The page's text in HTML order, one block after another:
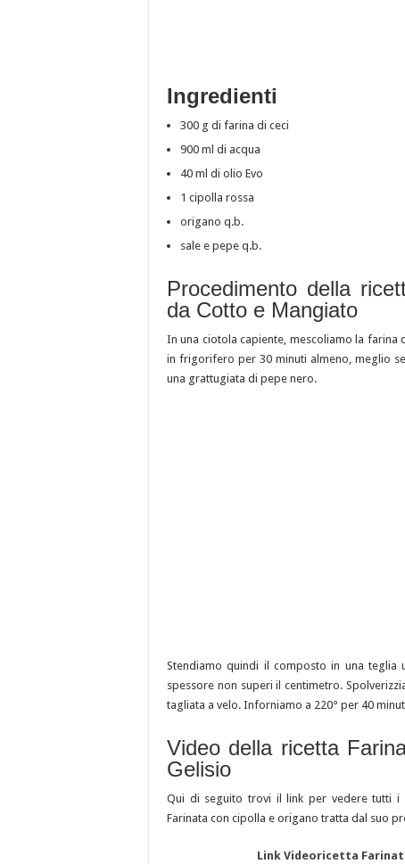
Ingredienti
300 g di farina di ceci
900 ml di acqua
40 ml di olio Evo
1 cipolla rossa
origano q.b.
sale e pepe q.b.
Procedimento della
da Cotto e Mangiato
In una ciotola capiente, mescoliamo la farina
in frigorifero per 30 minuti almeno, meglio
una grattugiata di pepe nero.
Stendiamo quindi il composto in una
spessore non superi il centimetro.
tagliata a velo. Inforniamo a 220° per 40
Video della ricetta
Gelisio
Qui di seguito trovi il link per vedere tutti i
Farinata con cipolla e origano tratta dal suo
Link Videoricetta